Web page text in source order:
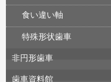
食い違い軸
特殊形状歯車
非円形歯車
歯車資料館